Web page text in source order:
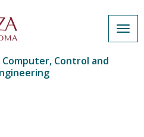
Control and